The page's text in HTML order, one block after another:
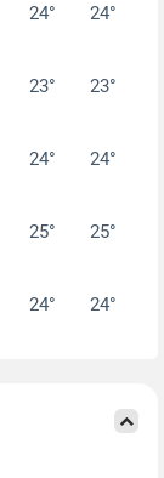
24° 24°
23° 23°
24° 24°
25° 25°
24° 24°